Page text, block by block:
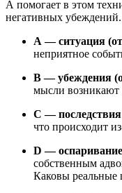
А помогает в этом
негативных
A — ситуация
неприятное
B — убеждения
мысли возникают
C — последствия
что происходит
D —
собственным
Каковы реальные